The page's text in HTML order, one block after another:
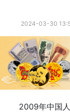
2024-03-30
2009年中国